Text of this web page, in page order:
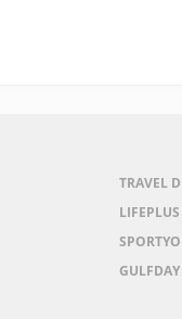
TRAVEL
LIFEPLUS
GULFDAY